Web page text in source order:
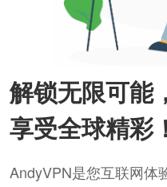
解锁无限可能，
享受全球精彩！
AndyVPN是您互联网体